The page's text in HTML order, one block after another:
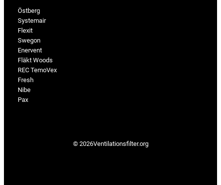
Östberg
Systemair
Flexit
Swegon
Enervent
Fläkt Woods
REC TemoVex
Fresh
Nibe
Pax
© 2026Ventilationsfilter­.org